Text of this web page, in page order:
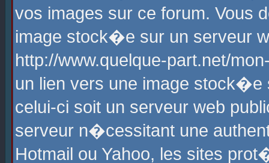
vos images sur ce forum. Vous
image stock�e sur un serveur
http://www.quelque-part.net/
un lien vers une image
celui-ci soit un serveur web
serveur n�cessitant une
Hotmail ou Yahoo, les sites